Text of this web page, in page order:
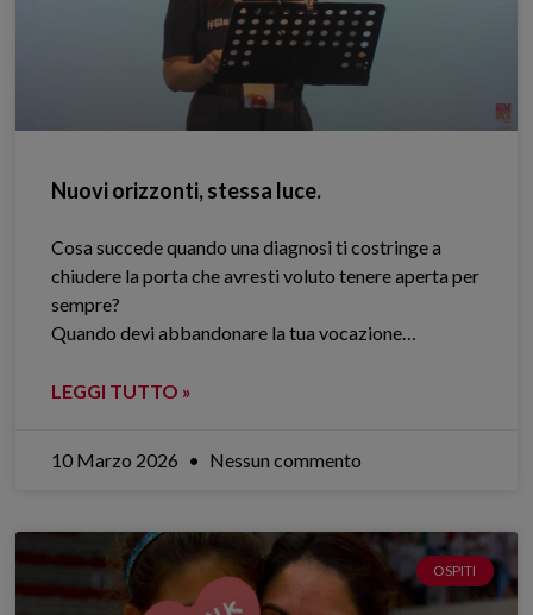
Nuovi orizzonti, stessa luce.
Cosa succede quando una diagnosi ti costringe a
chiudere la porta che avresti voluto tenere aperta per
sempre?
Quando devi abbandonare la tua vocazione…
LEGGI TUTTO »
10 Marzo 2026 Nessun commento
OSPITI